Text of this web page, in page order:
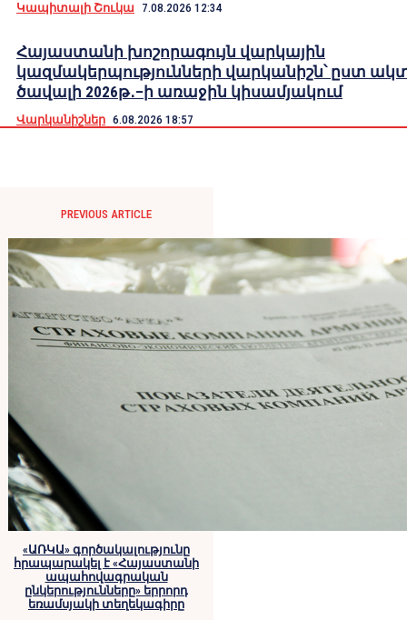
Կապիտալի Շուկա 7.08.2026 12:34
Հայաստանի խոշորագույն վարկային
կազմակերպությունների վարկանիշն՝ ըստ
ծավալի 2026թ․–ի առաջին կիսամյակում
Վարկանիշներ 6.08.2026 18:57
PREVIOUS ARTICLE
«ԱՌԿԱ» գործակալությունը
հրապարակել է «Հայաստանի
ապահովագրական
ընկերությունները» երրորդ
եռամսյակի տեղեկագիրը